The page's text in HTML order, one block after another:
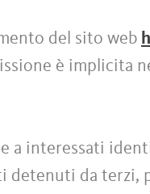
del sito web
è implicita
a interessati
detenuti da